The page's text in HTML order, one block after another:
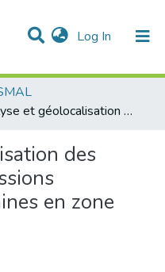
Log In (current)
Analyse et géolocalisation des risques liés aux émissions industrielles et urbaines en zone littorale
des
en zone